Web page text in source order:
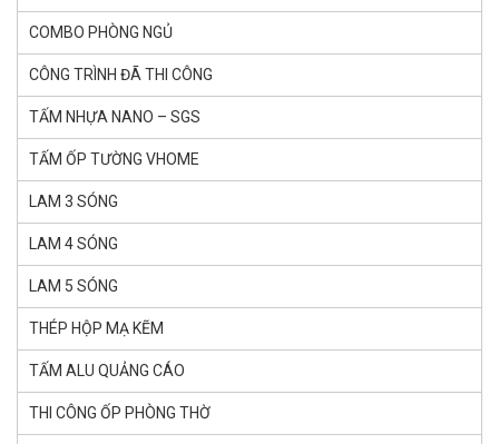
COMBO PHÒNG NGỦ
CÔNG TRÌNH ĐÃ THI CÔNG
TẤM NHỰA NANO – SGS
TẤM ỐP TƯỜNG VHOME
LAM 3 SÓNG
LAM 4 SÓNG
LAM 5 SÓNG
THÉP HỘP MẠ KẼM
TẤM ALU QUẢNG CÁO
THI CÔNG ỐP PHÒNG THỜ